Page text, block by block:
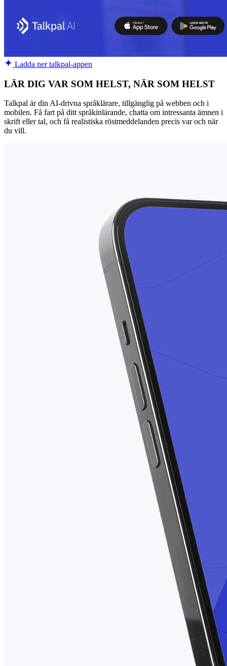
Ladda ner talkpal-appen
LÄR DIG VAR SOM HELST, NÄR SOM HELST
Talkpal är din AI-drivna språklärare, tillgänglig på webben och i
mobilen. Få fart på ditt språkinlärande, chatta om intressanta ämnen i
skrift eller tal, och få realistiska röstmeddelanden precis var och när
du vill.